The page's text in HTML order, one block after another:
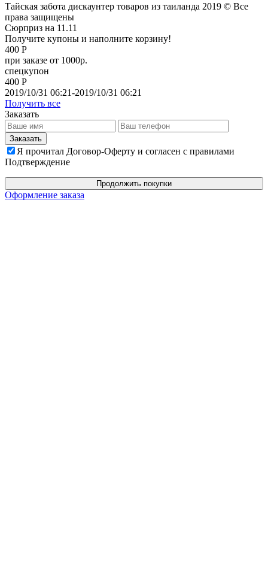
Тайская забота дискаунтер товаров из таиланда 2019 © Все
права защищены
Сюрприз на 11.11
Получите купоны и наполните корзину!
400 Р
при заказе от 1000р.
спецкупон
400 Р
2019/10/31 06:21-2019/10/31 06:21
Получить все
Заказать
Я прочитал Договор-Оферту и согласен с правилами
Подтверждение
Продолжить покупки
Оформление заказа